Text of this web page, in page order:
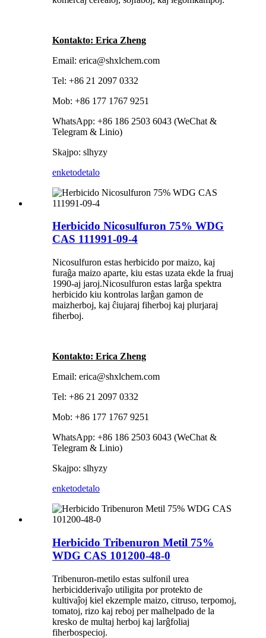
Kontakto: Erica Zheng
Email: erica@shxlchem.com
Tel: +86 21 2097 0332
Mob: +86 177 1767 9251
WhatsApp: +86 186 2503 6043 (WeChat &
Telegram & Linio)
Skajpo: slhyzy
enketodetalo
Herbicido Nicosulfuron 75% WDG
CAS 111991-09-4
Nicosulfuron estas herbicido por maizo, kaj
furaĝa maizo aparte, kiu estas uzata ekde la fruaj
1990-aj jaroj.Nicosulfuron estas larĝa spektra
herbicido kiu kontrolas larĝan gamon de
maizherboj, kaj ĉiujaraj fiherboj kaj plurjaraj
fiherboj.
Kontakto: Erica Zheng
Email: erica@shxlchem.com
Tel: +86 21 2097 0332
Mob: +86 177 1767 9251
WhatsApp: +86 186 2503 6043 (WeChat &
Telegram & Linio)
Skajpo: slhyzy
enketodetalo
Herbicido Tribenuron Metil 75%
WDG CAS 101200-48-0
Tribenuron-metilo estas sulfonil urea
herbicidderivaĵo utiligita por protekto de
kultivaĵoj kiel ekzemple maizo, citruso, terpomoj,
tomatoj, rizo kaj reboj per malhelpado de la
kresko de multaj herboj kaj larĝfoliaj
fiherbospecioj.